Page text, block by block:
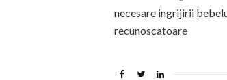
necesare ingrijirii
recunoscatoare